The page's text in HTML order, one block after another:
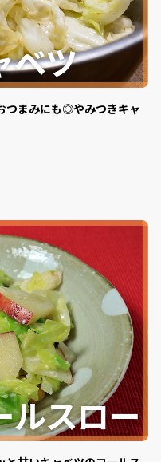
つまみにも◎やみつきキャ